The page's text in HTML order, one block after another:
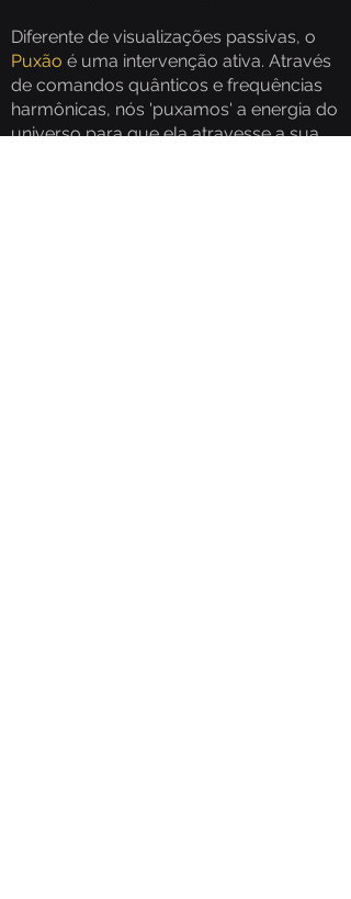
Diferente de visualizações passivas, o
Puxão é uma intervenção ativa. Através
de comandos quânticos e frequências
harmônicas, nós 'puxamos' a energia do
universo para que ela atravesse a sua